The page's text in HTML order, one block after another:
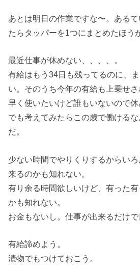
あとは明日の作業ですな〜。ある
たらタッパーを1つにまとめたほう
最近仕事が休めない、、、、。
有給はもう34日も残ってるのに、
い。そのうち今年の有給も上乗せさ
早く使いたいけど誰もいないので休
でも考えてみたらこの歳で働ける
だ。
少ない時間でやりくりするからい
来るのかも知れない。
有り余る時間欲しいけど、有った
かも知れない。
お金もないし。仕事が出来るだけで
有給諦めよう。
漬物でもつけておこう。